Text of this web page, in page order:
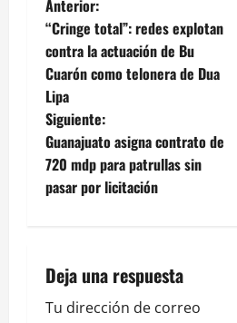
N
a
v
e
g
a
i
Anterior:
“Cringe total”: redes explotan
contra la actuación de Bu
Cuarón como telonera de Dua
Lipa
Siguiente:
Guanajuato asigna contrato de
720 mdp para patrullas sin
pasar por licitación
Deja una respuesta
Tu dirección de correo